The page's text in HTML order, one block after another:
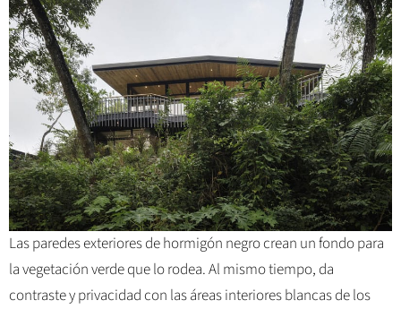
Las paredes exteriores de hormigón negro crean un fondo para
la vegetación verde que lo rodea. Al mismo tiempo, da
contraste y privacidad con las áreas interiores blancas de los